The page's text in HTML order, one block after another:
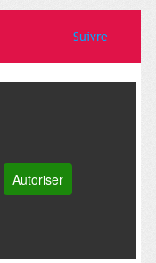
Suivre
Autoriser